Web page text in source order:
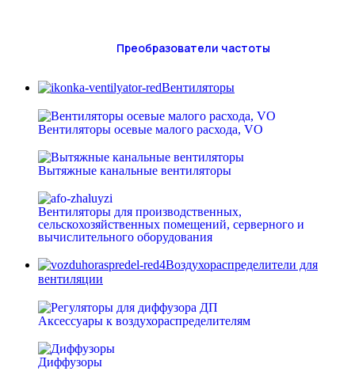
Преобразователи частоты
Вентиляторы
Вентиляторы осевые малого расхода, VO
Вытяжные канальные вентиляторы
Вентиляторы для производственных,
сельскохозяйственных помещений, серверного и
вычислительного оборудования
Воздухораспределители для
вентиляции
Аксессуары к воздухораспределителям
Диффузоры